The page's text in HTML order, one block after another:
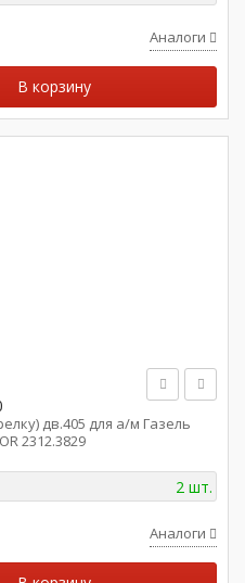
Аналоги
В корзину
дв.405 для а/м Газель
2312.3829
2 шт.
Аналоги